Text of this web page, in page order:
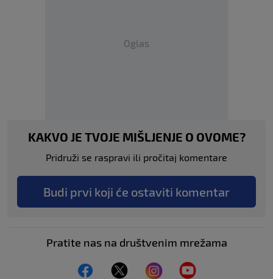
Oglas
KAKVO JE TVOJE MIŠLJENJE O OVOME?
Pridruži se raspravi ili pročitaj komentare
Budi prvi koji će ostaviti komentar
Pratite nas na društvenim mrežama